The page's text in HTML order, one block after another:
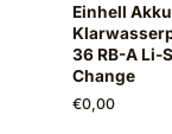
Einhell
36 RB-A Li-
Change
€0,00